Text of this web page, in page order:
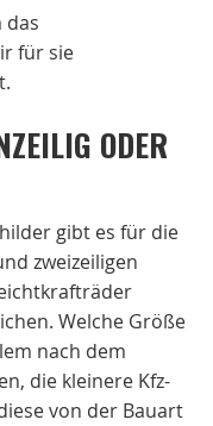
das
für sie
ODER
gibt es für die
zweizeiligen
Welche Größe
nach dem
die kleinere Kfz-
von der Bauart